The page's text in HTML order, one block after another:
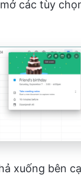
các tùy
xuống bên